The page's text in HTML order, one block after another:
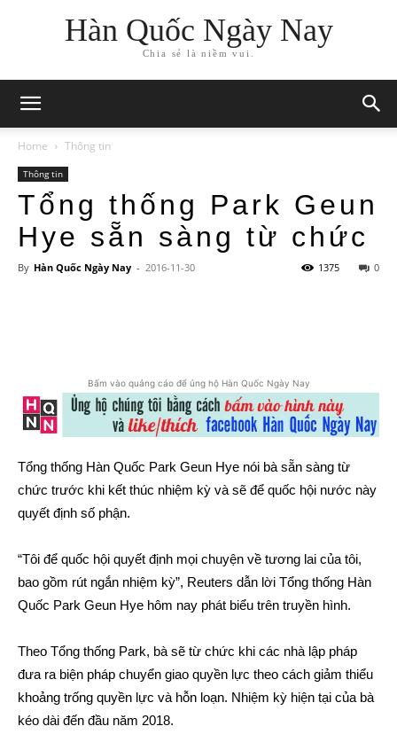
Hàn Quốc Ngày Nay
Chia sẻ là niềm vui.
Home Thông tin
Thông tin
Tổng thống Park Geun
Hye sẵn sàng từ chức
By Hàn Quốc Ngày Nay - 2016-11-30 0
1375
Bấm vào quảng cáo để ủng hộ Hàn Quốc Ngày Nay
Tổng thống Hàn Quốc Park Geun Hye nói bà sẵn sàng từ
chức trước khi kết thúc nhiệm kỳ và sẽ để quốc hội nước này
quyết định số phận.
“Tôi để quốc hội quyết định mọi chuyện về tương lai của tôi,
bao gồm rút ngắn nhiệm kỳ”, Reuters dẫn lời Tổng thống Hàn
Quốc Park Geun Hye hôm nay phát biểu trên truyền hình.
Theo Tổng thống Park, bà sẽ từ chức khi các nhà lập pháp
đưa ra biện pháp chuyển giao quyền lực theo cách giảm thiểu
khoảng trống quyền lực và hỗn loạn. Nhiệm kỳ hiện tại của bà
kéo dài đến đầu năm 2018.